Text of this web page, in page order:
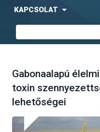
KAPCSOLAT
Gabonaalapú
toxin
lehetőségei